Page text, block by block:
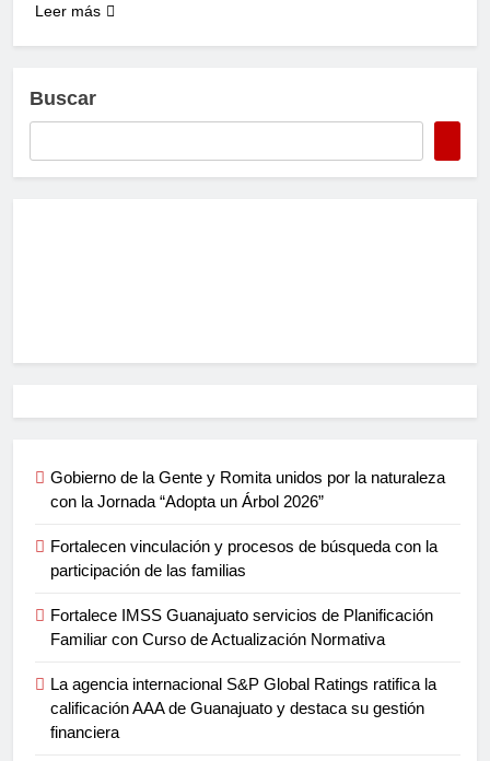
Leer más
Buscar
Gobierno de la Gente y Romita unidos por la naturaleza
con la Jornada “Adopta un Árbol 2026”
Fortalecen vinculación y procesos de búsqueda con la
participación de las familias
Fortalece IMSS Guanajuato servicios de Planificación
Familiar con Curso de Actualización Normativa
La agencia internacional S&P Global Ratings ratifica la
calificación AAA de Guanajuato y destaca su gestión
financiera